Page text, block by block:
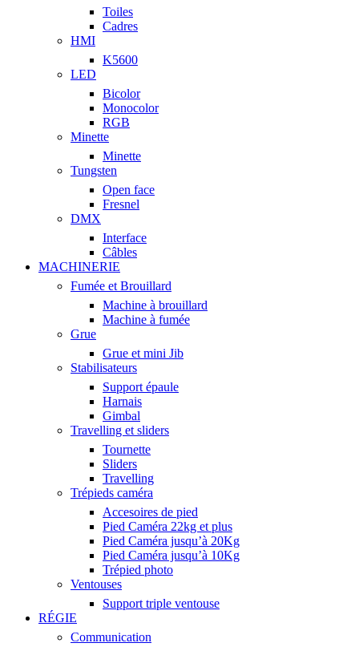
Toiles
Cadres
HMI
K5600
LED
Bicolor
Monocolor
RGB
Minette
Minette
Tungsten
Open face
Fresnel
DMX
Interface
Câbles
MACHINERIE
Fumée et Brouillard
Machine à brouillard
Machine à fumée
Grue
Grue et mini Jib
Stabilisateurs
Support épaule
Harnais
Gimbal
Travelling et sliders
Tournette
Sliders
Travelling
Trépieds caméra
Accesoires de pied
Pied Caméra 22kg et plus
Pied Caméra jusqu’à 20Kg
Pied Caméra jusqu’à 10Kg
Trépied photo
Ventouses
Support triple ventouse
RÉGIE
Communication